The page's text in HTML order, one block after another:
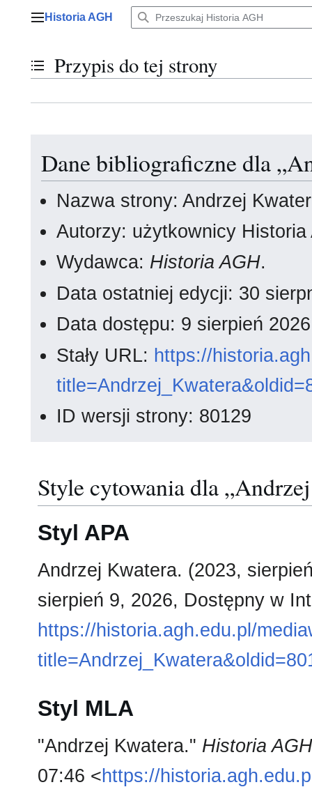
Menu główne
Historia AGH
Przełącz stan spisu treści
Przypis do tej strony
Dane bibliograficzne dla
Nazwa strony: Andrzej
Autorzy: użytkownicy Historia
Wydawca: Historia AGH.
Data ostatniej edycji: 30
Data dostępu: 9 sierpień
Stały URL: https://
ID wersji strony: 80129
Style cytowania dla
Styl APA
Andrzej Kwatera. (2023,
sierpień 9, 2026, Dostępny w
https://historia.agh.edu.pl/
Styl MLA
"Andrzej Kwatera." Historia AGH
07:46 <https://